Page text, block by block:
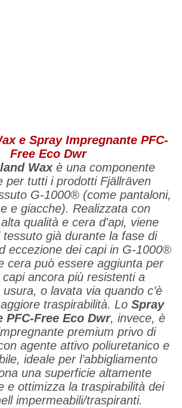
e Spray Impregnante PFC-
Free Eco Dwr
Waxè una componente
per tutti i prodotti Fjällräven
G-1000® (come pantaloni,
e giacche). Realizzata con
qualità e cera d'api, viene
tessuto già durante la fase di
eccezione dei capi in G-1000®
cera può essere aggiunta per
ancora più resistenti a
o lavata via quando c’è
traspirabilità. Lo Spray
PFC-Free Eco Dwr, invece, è
premium privo di
agente attivo poliuretanico e
ideale per l’abbigliamento
una superficie altamente
e ottimizza la traspirabilità dei
impermeabili/traspiranti.